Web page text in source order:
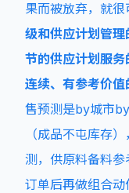
果而被放弃，就很
级和供应计划管
节的供应计划服
连续、有参考价值
售预测是by城市
（成品不屯库存
测，供原料备料
订单后再做组合